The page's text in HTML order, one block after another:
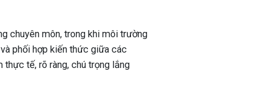
chuyên môn, trong khi môi trường
phối hợp kiến thức giữa các
thực tế, rõ ràng, chú trọng lắng